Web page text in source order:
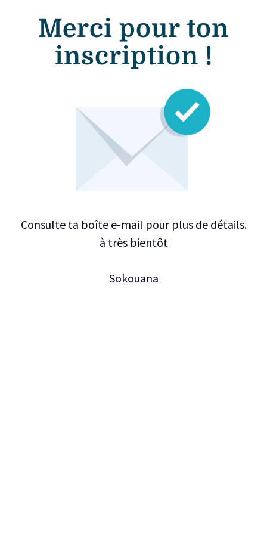
Merci pour ton
inscription !
Consulte ta boîte e-mail pour plus de détails.
à très bientôt
Sokouana